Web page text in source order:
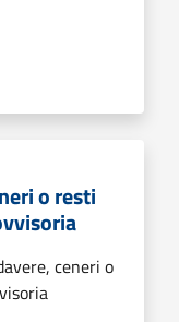
o resti
ceneri o